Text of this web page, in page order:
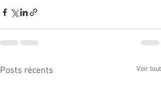
Posts récents Voir tout